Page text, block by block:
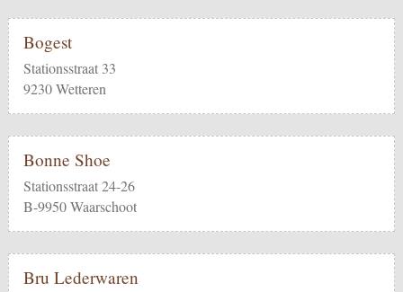
Bogest
Stationsstraat 33
9230 Wetteren
Bonne Shoe
Stationsstraat 24-26
B-9950 Waarschoot
Bru Lederwaren